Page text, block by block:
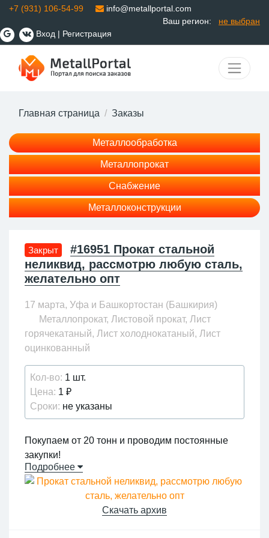
+7 (931) 106-54-99
info@metallportal.com
Ваш регион:
не выбран
Вход | Регистрация
Главная страница Заказы
Металлообработка
Металлопрокат
Снабжение
Металлоконструкции
Закрыт
#16951 Прокат стальной
неликвид, рассмотрю любую сталь,
желательно опт
17 марта, Уфа и Башкортостан (Башкирия)
Металлопрокат, Листовой прокат, Лист
горячекатаный, Лист холоднокатаный, Лист
оцинкованный
Кол-во: 1 шт.
Цена: 1 ₽
Сроки: не указаны
Покупаем от 20 тонн и проводим постоянные
закупки!
Наша целевая аудитория: заводы, предприятия
и физические лица с неликвидным
металлопрокатом.
Принимаем металлические товары без брака и
Подробнее
Скачать архив